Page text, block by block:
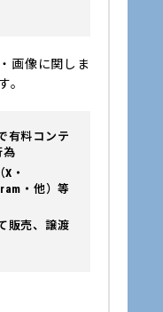
画像に関しま
。
有料コンテ
為
・
・他）等
販売、譲渡